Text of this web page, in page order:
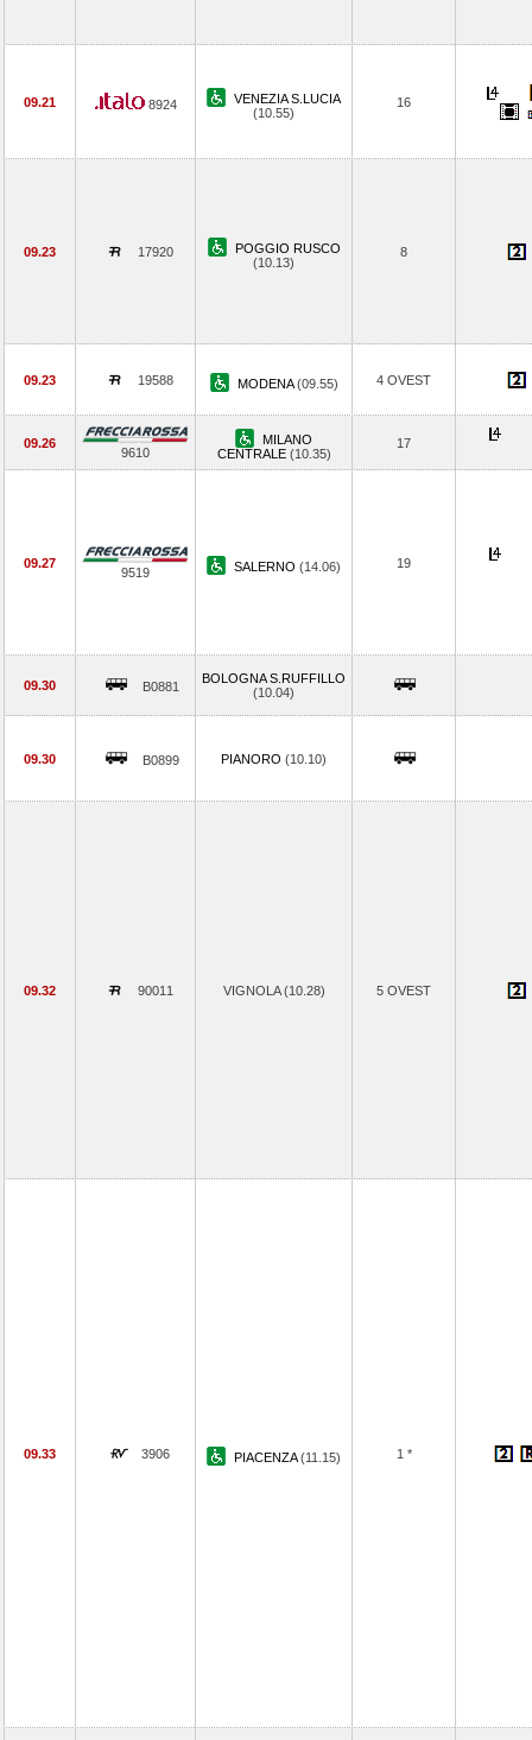
09.21 8924
VENEZIA S.LUCIA
(10.55)
16
09.23 17920
POGGIO RUSCO
(10.13)
8
09.23 19588 MODENA(09.55) 4 OVEST
09.26
9610
MILANO
CENTRALE (10.35)
17
09.27
9519 SALERNO (14.06) 19
09.30 B0881
BOLOGNA S.RUFFILLO
(10.04)
09.30 B0899 PIANORO (10.10)
09.32 90011 VIGNOLA (10.28) 5 OVEST
09.33 3906 PIACENZA(11.15) 1 *